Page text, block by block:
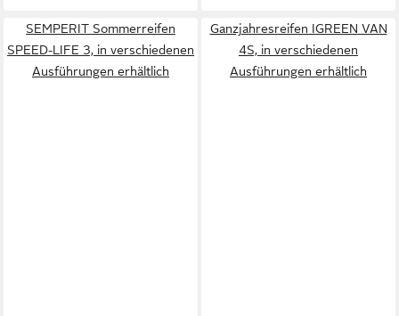
SEMPERIT Sommerreifen
SPEED-LIFE 3, in verschiedenen
Ausführungen erhältlich
Ganzjahresreifen IGREEN VAN
4S, in verschiedenen
Ausführungen erhältlich